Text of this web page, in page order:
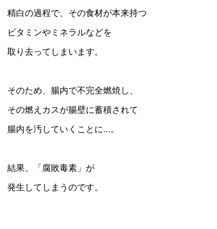
精白の過程で、その食材が本来持つ
ビタミンやミネラルなどを
取り去ってしまいます。
そのため、腸内で不完全燃焼し、
その燃えカスが腸壁に蓄積されて
腸内を汚していくことに...。
結果、「腐敗毒素」が
発生してしまうのです。